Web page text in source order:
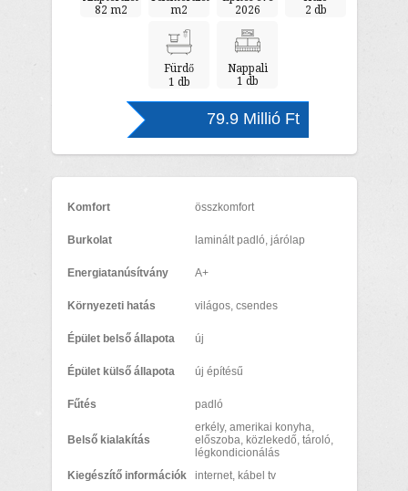
82 m2
m2
2026
2 db
Fürdő
1 db
Nappali
1 db
79.9 Millió Ft
Komfort összkomfort
Burkolat laminált padló, járólap
Energiatanúsítvány A+
Környezeti hatás világos, csendes
Épület belső állapota új
Épület külső állapota új építésű
Fűtés padló
Belső kialakítás
erkély, amerikai konyha,
előszoba, közlekedő, tároló,
légkondicionálás
Kiegészítő információk
internet, kábel tv